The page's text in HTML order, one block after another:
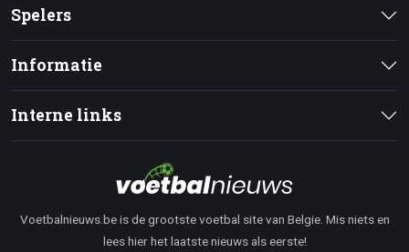
Spelers
Informatie
Interne links
Voetbalnieuws.be is de grootste voetbal site van Belgie. Mis niets en
lees hier het laatste nieuws als eerste!